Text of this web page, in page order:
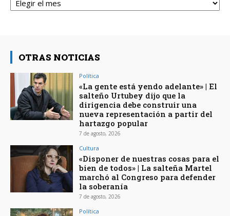
OTRAS NOTICIAS
Política
«La gente está yendo adelante» | El
salteño Urtubey dijo que la
dirigencia debe construir una
nueva representación a partir del
hartazgo popular
7 de agosto, 2026
Cultura
«Disponer de nuestras cosas para el
bien de todos» | La salteña Martel
marchó al Congreso para defender
la soberanía
7 de agosto, 2026
Política